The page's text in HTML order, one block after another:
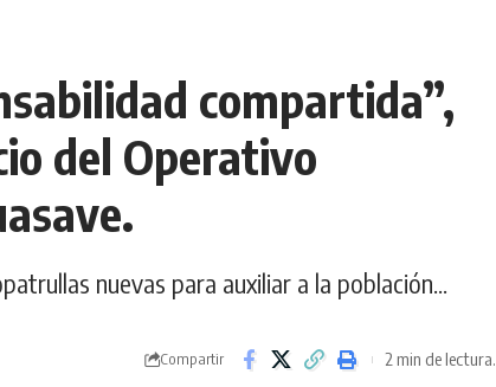
compartida”,
del Operativo
nuevas para auxiliar a la población...
Compartir 2 min de lectura.